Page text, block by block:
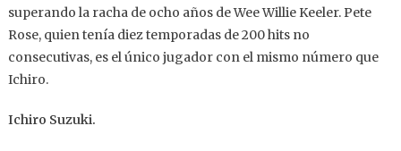
superando la racha de ocho años de Wee Willie Keeler. Pete
Rose, quien tenía diez temporadas de 200 hits no
consecutivas, es el único jugador con el mismo número que
Ichiro.
Ichiro Suzuki.